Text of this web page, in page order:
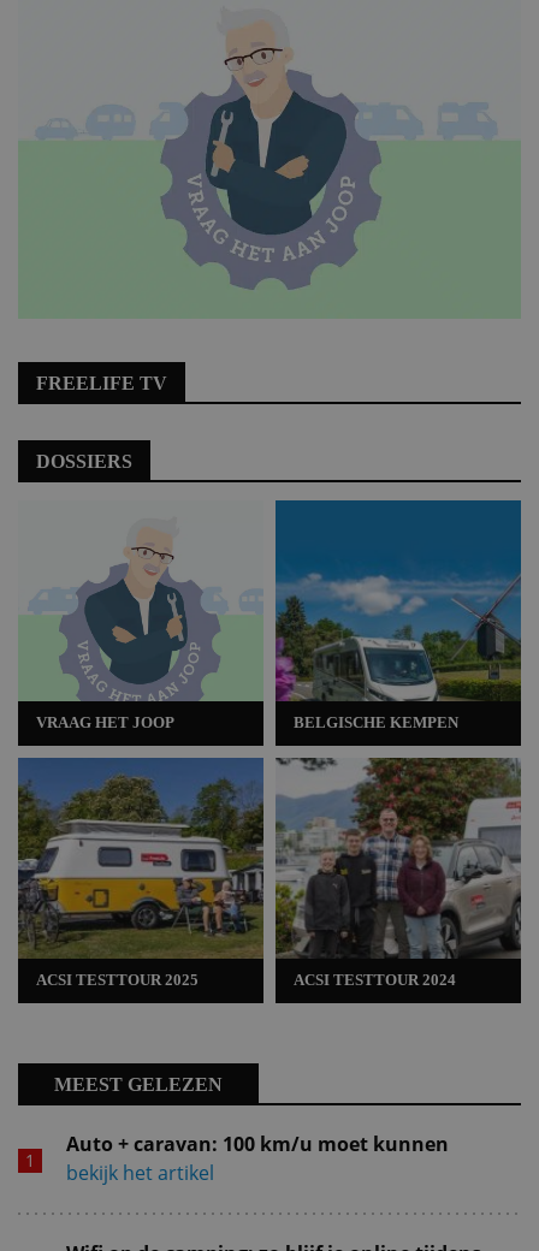
FREELIFE TV
DOSSIERS
VRAAG HET JOOP
ACSI TESTTOUR 2025
BELGISCHE KEMPEN
ACSI TESTTOUR 2024
MEEST GELEZEN
Auto + caravan: 100 km/u moet kunnen
bekijk het artikel